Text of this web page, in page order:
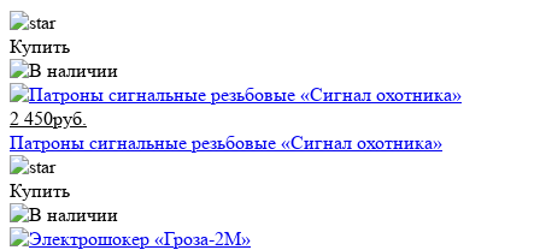
Купить
2 450руб.
Патроны сигнальные резьбовые «Сигнал охотника»
Купить